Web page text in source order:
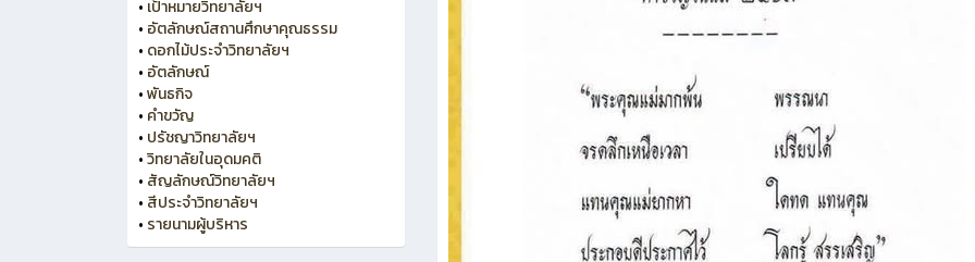
• เป้าหมายวิทยาลัยฯ
• อัตลักษณ์สถานศึกษาคุณธรรม
• ดอกไม้ประจำวิทยาลัยฯ
• อัตลักษณ์
•พันธกิจ
• คำขวัญ
• ปรัชญาวิทยาลัยฯ
•วิทยาลัยในอุดมคติ
• สัญลักษณ์วิทยาลัยฯ
• สีประจำวิทยาลัยฯ
• รายนามผู้บริหาร